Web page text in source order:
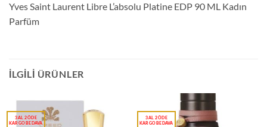
Yves Saint Laurent Libre L’absolu Platine EDP 90 ML Kadın
Parfüm
İLGILI ÜRÜNLER